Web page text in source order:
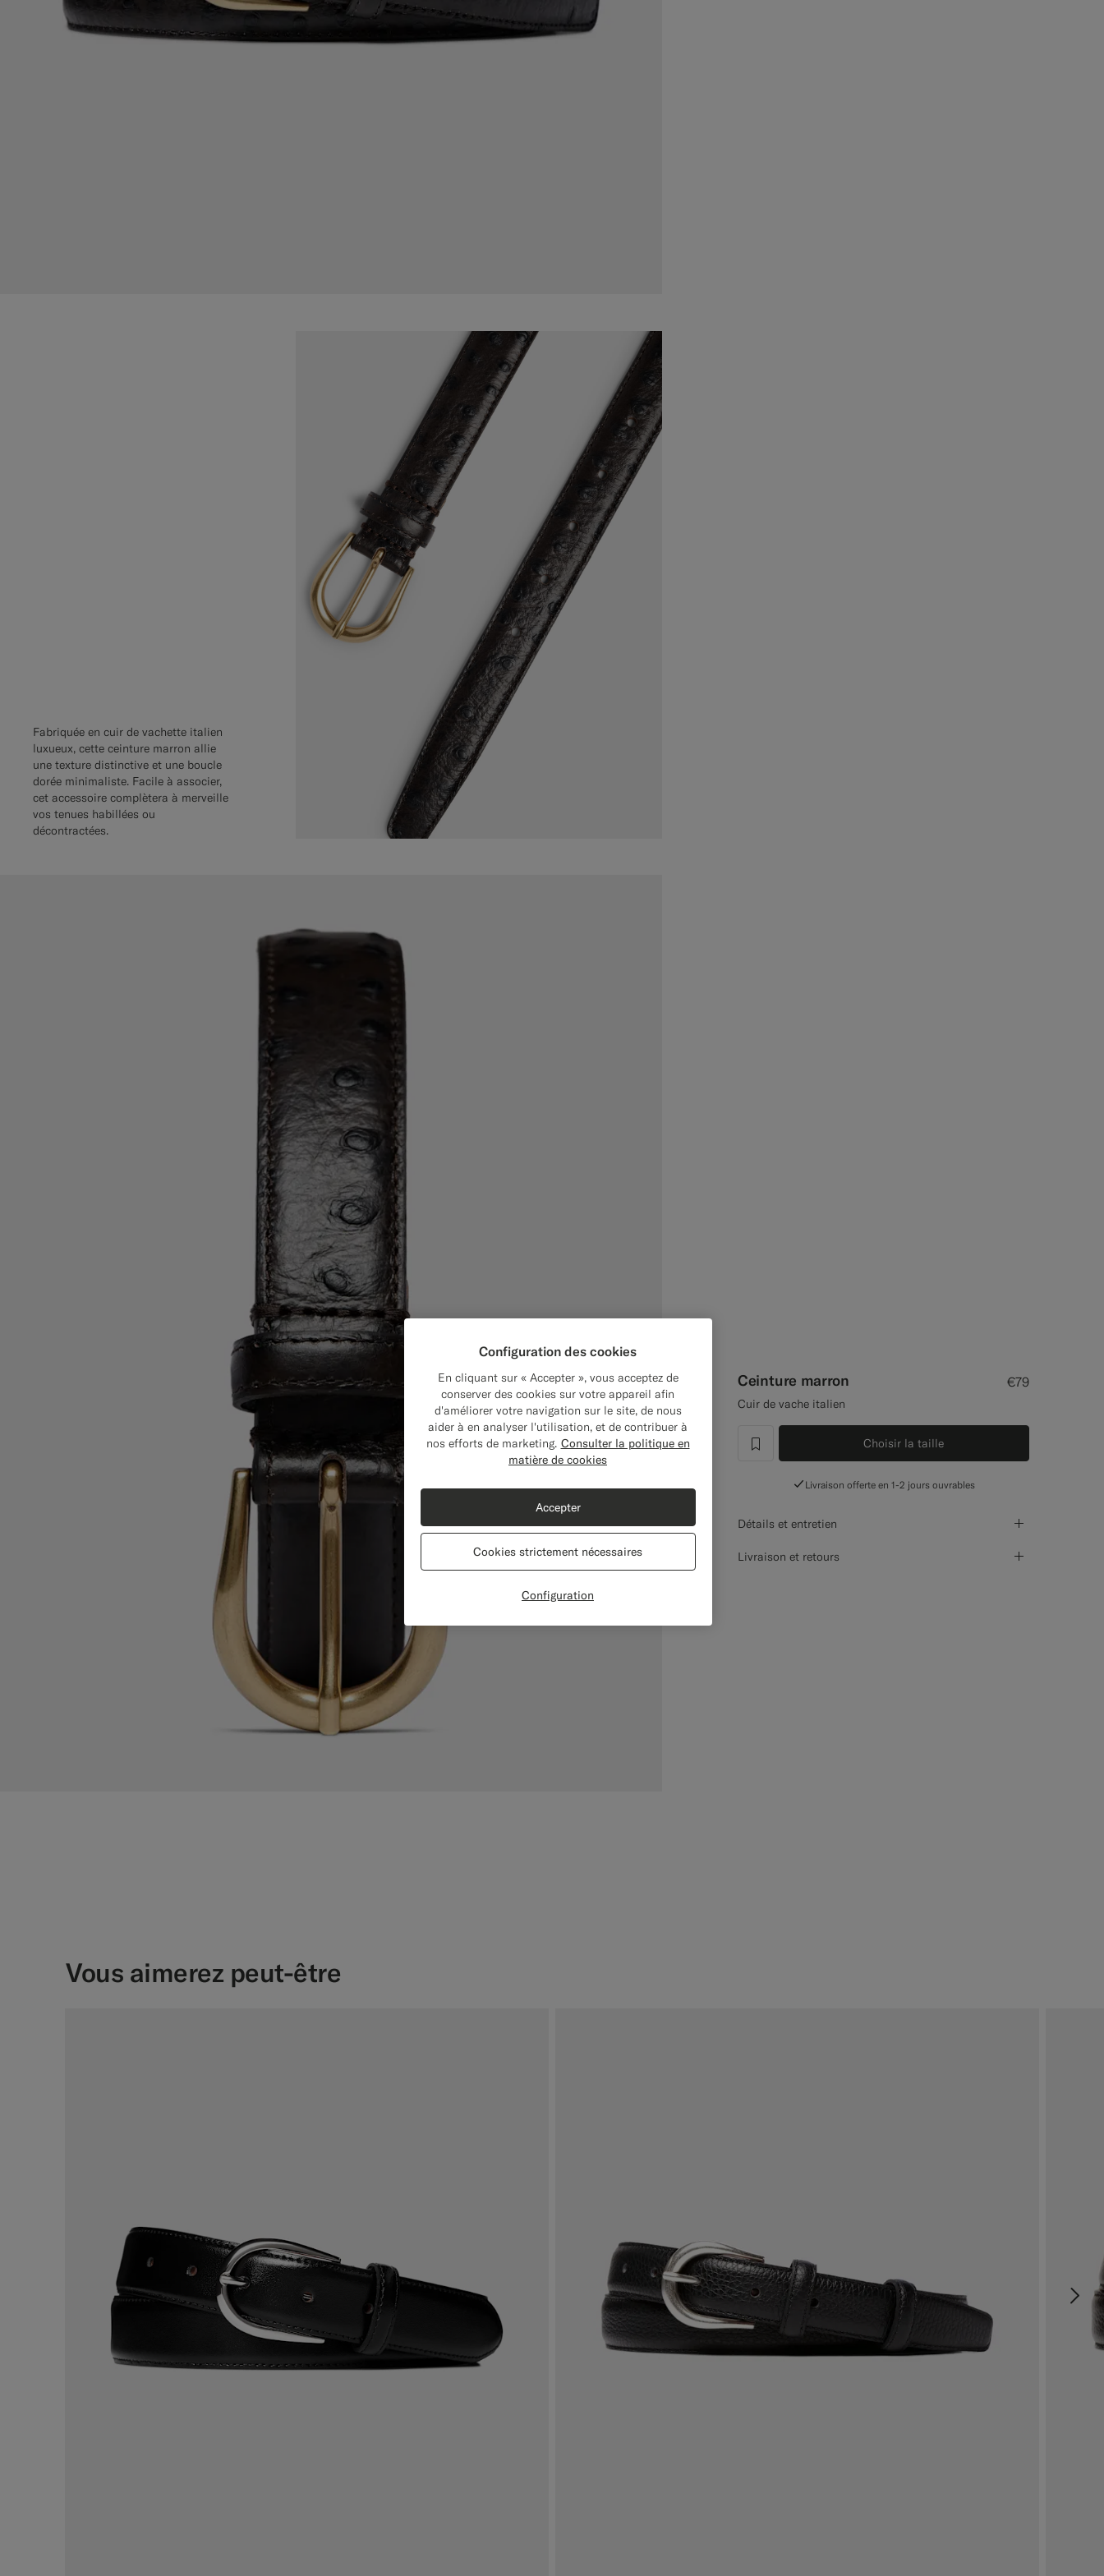
Ceinture marron €79
Cuir de vache italien
label.header.wishlist
Choisir la taille
Livraison offerte en 1-2 jours ouvrables
Détails et entretien
Livraison et retours
Fabriquée en cuir de vachette italien
luxueux, cette ceinture marron allie
une texture distinctive et une boucle
dorée minimaliste. Facile à associer,
cet accessoire complètera à merveille
vos tenues habillées ou
décontractées.
Vous aimerez peut-être
Configuration des cookies
En cliquant sur « Accepter », vous acceptez de
conserver des cookies sur votre appareil afin
d'améliorer votre navigation sur le site, de nous
aider à en analyser l'utilisation, et de contribuer à
nos efforts de marketing. Consulter la politique en
matière de cookies
Configuration
Cookies strictement nécessaires
Accepter